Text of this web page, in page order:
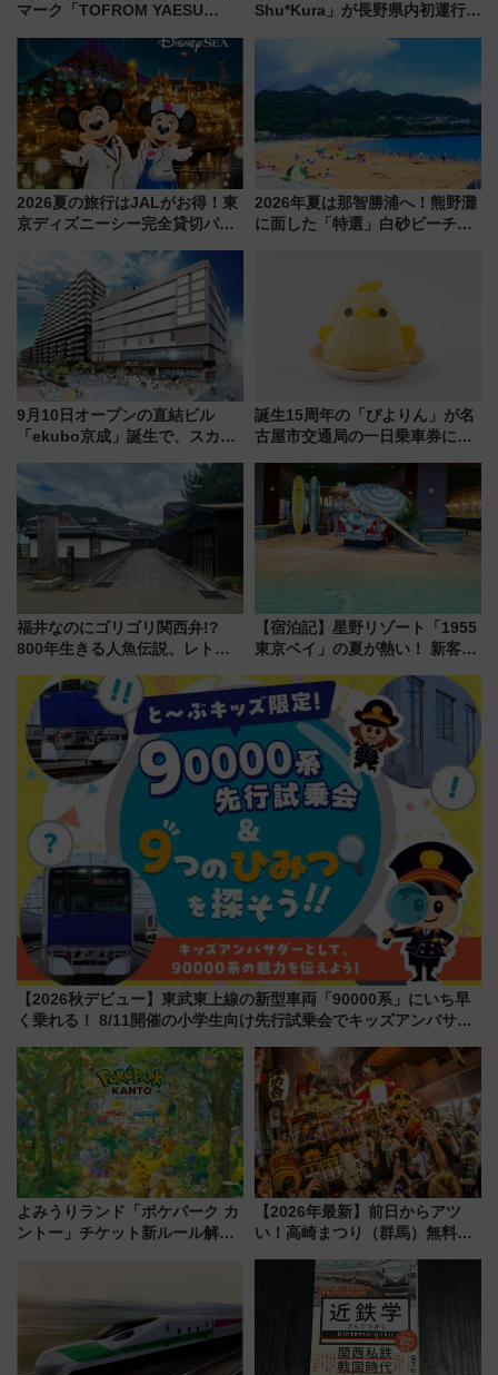
マーク「TOFROM YAESU
ないバスターミナル直結でスキ
マ時間が充実
Shu*Kura」が長野県内初運行！
2026夏の旅行はJALがお得！東
京ディズニーシー完全貸切パー
ーン始まる 条件は「夏の国内
線に2回搭乗」
2026年夏は那智勝浦へ！熊野灘
に面した「特選」白砂ビーチは
9月10日オープンの直結ビル
「ekubo京成」誕生で、スカイ
新鎌ヶ谷はどう変わる？ 全テナ
ント情報も公開！
誕生15周年の「ぴよりん」が名
古屋市交通局の一日乗車券に！
定1万5000枚】
福井なのにゴリゴリ関西弁!?
800年生きる人魚伝説、レトロ
屋カフェで非日常を！週末観光
に最適な小浜の歩き方
【宿泊記】星野リゾート「1955
東京ベイ」の夏が熱い！ 新客室
メリカングルメ＆絶品スイーツ
を満喫（千葉県浦安市）
【2026秋デビュー】東武東上線の新型車両「90000系」にいち早
く乗れる！ 8/11開催の小学生向け先行試乗会でキッズアンバサダ
よみうりランド「ポケパーク カ
ントー」チケット新ルール解
【2026年最新】前日からアツ
い！高崎まつり（群馬）無料観